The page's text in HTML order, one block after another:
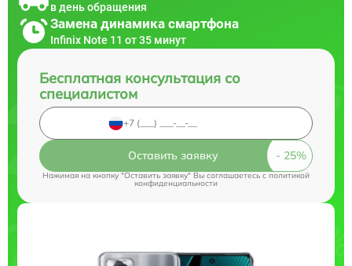
в день обращения
Замена динамика смартфона
Infinix Note 11 от 35 минут
Бесплатная консультация со
специалистом
Оставить заявку
Нажимая на кнопку "Оставить заявку" Вы соглашаетесь cполитикой
конфиденциальности